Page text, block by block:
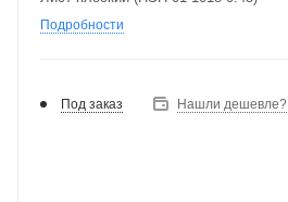
Подробности
Под заказ Нашли дешевле?